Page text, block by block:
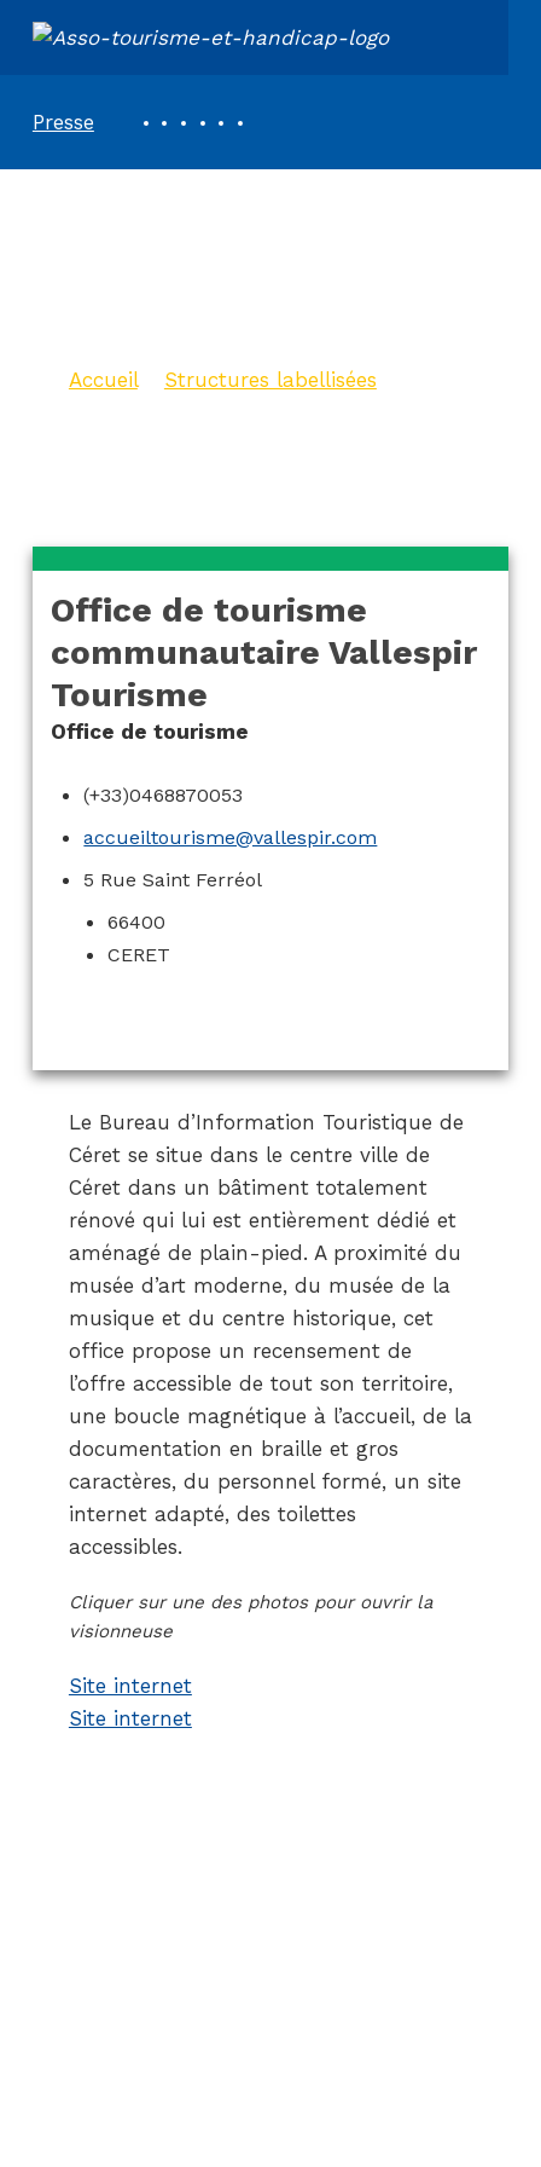
ASSOCIATION TOURISME ET HANDICAPS
Presse
Accueil> Structures labellisées
Office de tourisme
communautaire Vallespir
Tourisme
Office de tourisme
(+33)0468870053
accueiltourisme@vallespir.com
5 Rue Saint Ferréol
66400
CERET
Le Bureau d’Information Touristique de
Céret se situe dans le centre ville de
Céret dans un bâtiment totalement
rénové qui lui est entièrement dédié et
aménagé de plain-pied. A proximité du
musée d’art moderne, du musée de la
musique et du centre historique, cet
office propose un recensement de
l’offre accessible de tout son territoire,
une boucle magnétique à l’accueil, de la
documentation en braille et gros
caractères, du personnel formé, un site
internet adapté, des toilettes
accessibles.
Cliquer sur une des photos pour ouvrir la
visionneuse
Site internet
Site internet